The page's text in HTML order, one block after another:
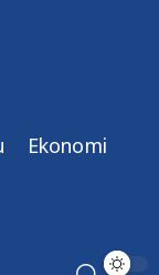
Ekonomi